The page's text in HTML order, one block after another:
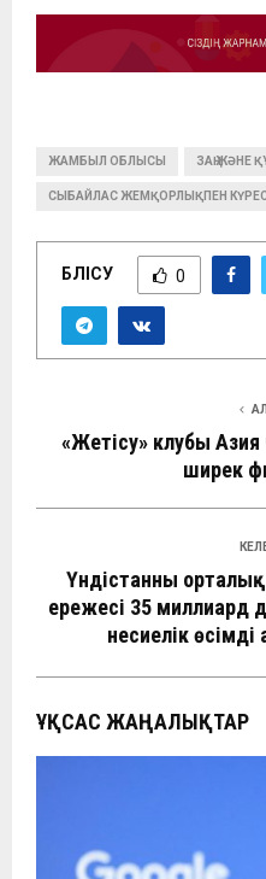
ЖАМБЫЛ ОБЛЫСЫ ЗАҢ ЖӘНЕ
СЫБАЙЛАС ЖЕМҚОРЛЫҚПЕН
БӨЛІСУ 0
«Жетісу» клубы
ширек
Үндістанның орталық
ережесі 35 миллиард
несиелік
ҰҚСАС ЖАҢАЛЫҚТАР